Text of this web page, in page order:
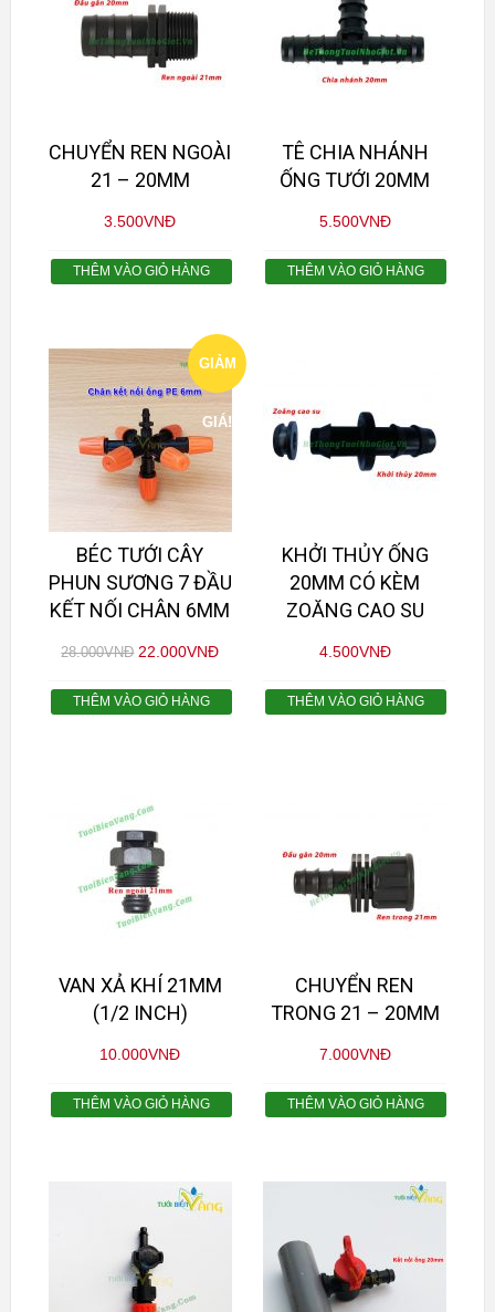
CHUYỂN REN NGOÀI
21 – 20MM
3.500VNĐ
THÊM VÀO GIỎ HÀNG
TÊ CHIA NHÁNH
ỐNG TƯỚI 20MM
5.500VNĐ
THÊM VÀO GIỎ HÀNG
GIẢM
GIÁ!
BÉC TƯỚI CÂY
PHUN SƯƠNG 7 ĐẦU
KẾT NỐI CHÂN 6MM
28.000VNĐ 22.000VNĐ
THÊM VÀO GIỎ HÀNG
KHỞI THỦY ỐNG
20MM CÓ KÈM
ZOĂNG CAO SU
4.500VNĐ
THÊM VÀO GIỎ HÀNG
VAN XẢ KHÍ 21MM
(1/2 INCH)
10.000VNĐ
THÊM VÀO GIỎ HÀNG
CHUYỂN REN
TRONG 21 – 20MM
7.000VNĐ
THÊM VÀO GIỎ HÀNG